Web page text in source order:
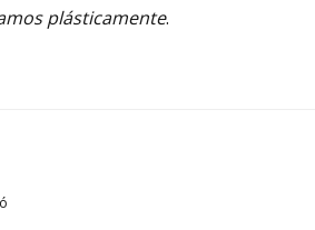
plásticamente.